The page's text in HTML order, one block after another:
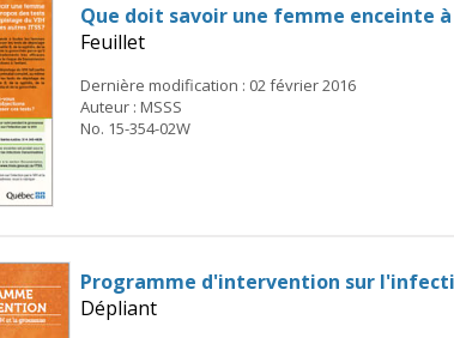
Que doit savoir une femme enceinte
Feuillet
Dernière modification : 02 février 2016
Auteur : MSSS
No. 15-354-02W
Programme d'intervention sur
Dépliant